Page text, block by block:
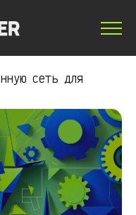
сеть для